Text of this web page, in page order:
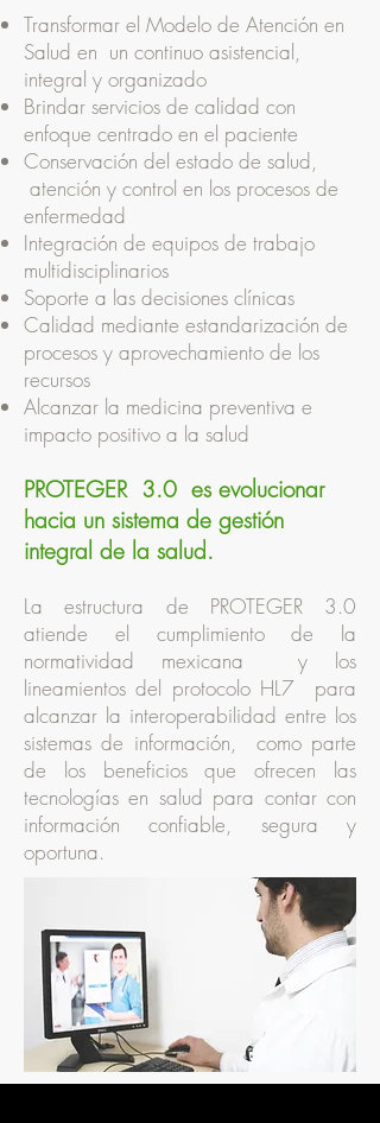
Transformar el Modelo de Atención en
Salud en un continuo asistencial,
integral y organizado
Brindar servicios de calidad con
enfoque centrado en el paciente
Conservación del estado de salud,
atención y control en los procesos de
enfermedad
Integración de equipos de trabajo
multidisciplinarios
Soporte a las decisiones clínicas
Calidad mediante estandarización de
procesos y aprovechamiento de los
recursos
Alcanzar la medicina preventiva e
impacto positivo a la salud
PROTEGER 3.0 es evolucionar
hacia un sistema de gestión
integral de la salud.
La estructura de PROTEGER 3.0
atiende el cumplimiento de la
normatividad mexicana y los
lineamientos del protocolo HL7 para
alcanzar la interoperabilidad entre los
sistemas de información, como parte
de los beneficios que ofrecen las
tecnologías en salud para contar con
información confiable, segura y
oportuna.